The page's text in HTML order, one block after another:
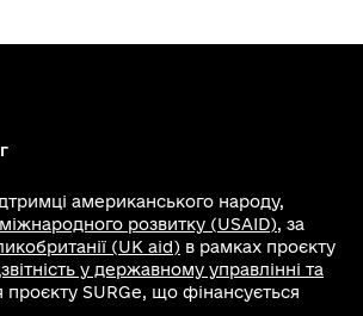
американського народу,
розвитку (USAID), за
(UK aid) в рамках проєкту
у державному управлінні та
проєкту SURGe, що фінансується